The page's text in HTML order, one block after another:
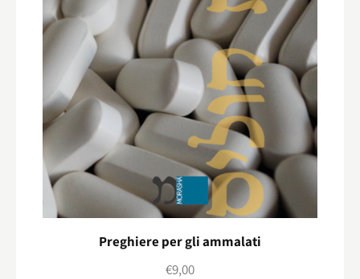
Preghiere per gli ammalati
€9,00